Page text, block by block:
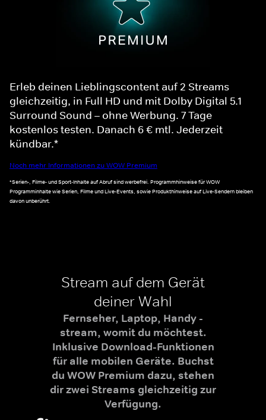
Erleb deinen Lieblingscontent auf 2 Streams
gleichzeitig, in Full HD und mit Dolby Digital 5.1
Surround Sound – ohne Werbung. 7 Tage
kostenlos testen. Danach 6 € mtl. Jederzeit
kündbar.*
Noch mehr Informationen zu WOW Premium
*Serien-, Filme- und Sport-Inhalte auf Abruf sind werbefrei. Programmhinweise für WOW
Programminhalte wie Serien, Filme und Live-Events, sowie Produkthinweise auf Live-Sendern bleiben
davon unberührt.
Stream auf dem Gerät
deiner Wahl
Fernseher, Laptop, Handy -
stream, womit du möchtest.
Inklusive Download-Funktionen
für alle mobilen Geräte. Buchst
du WOW Premium dazu, stehen
dir zwei Streams gleichzeitig zur
Verfügung.